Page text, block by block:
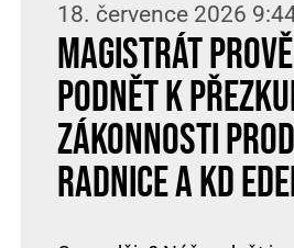
18. července 2026
Magistrát
podnět k
zákonnosti
radnice a KD